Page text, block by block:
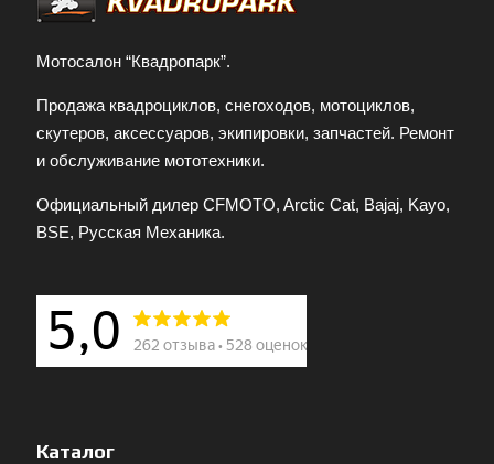
Мотосалон “Квадропарк”.
Продажа квадроциклов, снегоходов, мотоциклов,
скутеров, аксессуаров, экипировки, запчастей. Ремонт
и обслуживание мототехники.
Официальный дилер CFMOTO, Arctic Cat, Bajaj, Kayo,
BSE, Русская Механика.
Каталог